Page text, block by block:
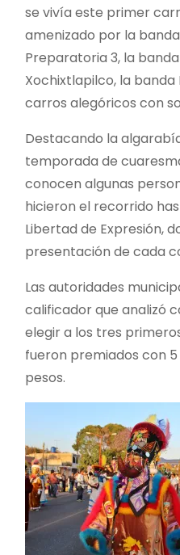
se vivía este primer
amenizado por la
Preparatoria 3, la
Xochixtlapilco, la banda
carros alegóricos con
Destacando la
temporada de
conocen algunas
hicieron el recorrido
Libertad de Expresión,
presentación de cada
Las autoridades
calificador que analizó
elegir a los tres
fueron premiados con 5
pesos.